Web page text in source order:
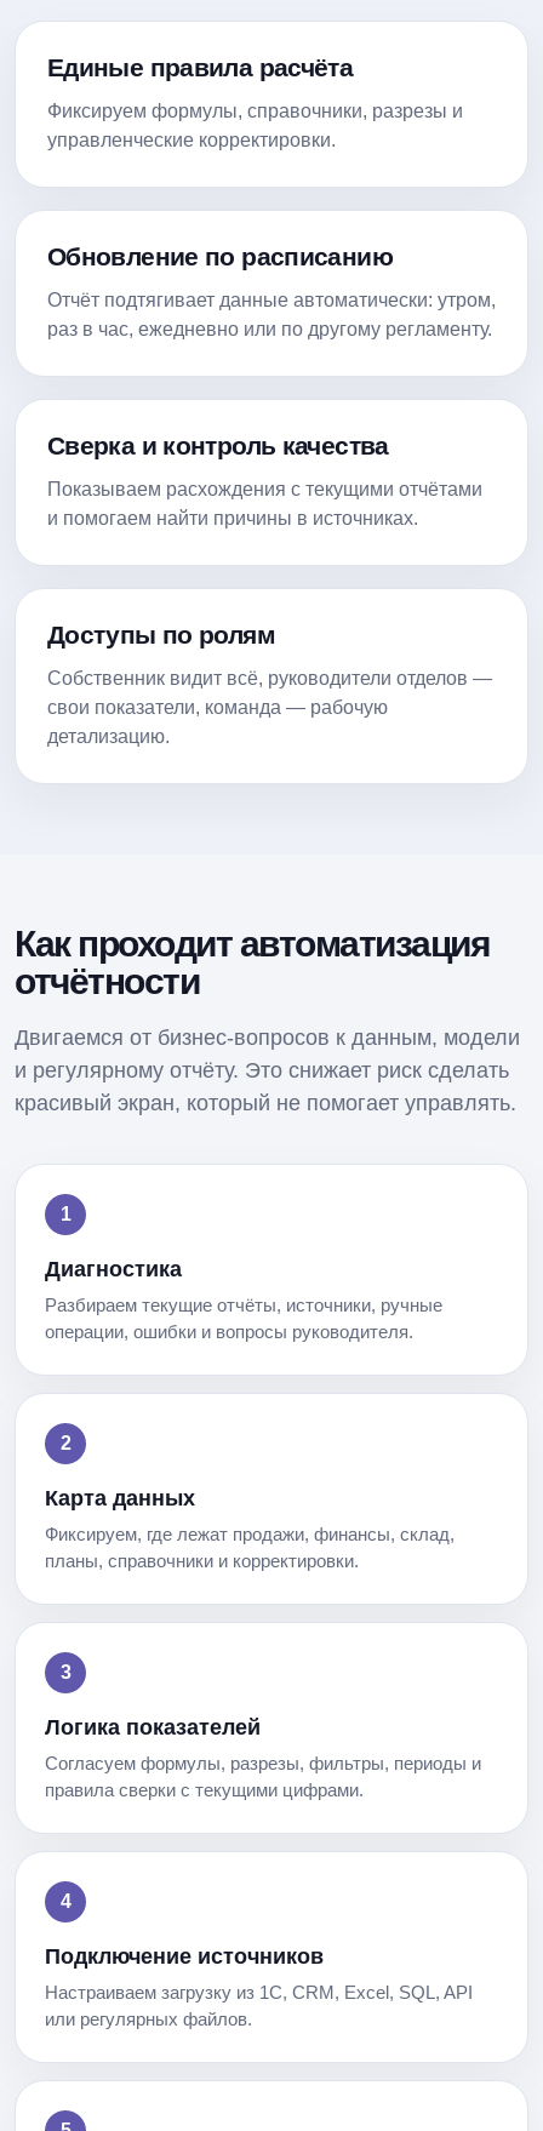
Единые правила расчёта
Фиксируем формулы, справочники, разрезы и
управленческие корректировки.
Обновление по расписанию
Отчёт подтягивает данные автоматически: утром,
раз в час, ежедневно или по другому регламенту.
Сверка и контроль качества
Показываем расхождения с текущими отчётами
и помогаем найти причины в источниках.
Доступы по ролям
Собственник видит всё, руководители отделов —
свои показатели, команда — рабочую
детализацию.
Как проходит автоматизация
отчётности
Двигаемся от бизнес-вопросов к данным, модели
и регулярному отчёту. Это снижает риск сделать
красивый экран, который не помогает управлять.
Диагностика
Разбираем текущие отчёты, источники, ручные
операции, ошибки и вопросы руководителя.
Карта данных
Фиксируем, где лежат продажи, финансы, склад,
планы, справочники и корректировки.
Логика показателей
Согласуем формулы, разрезы, фильтры, периоды и
правила сверки с текущими цифрами.
Подключение источников
Настраиваем загрузку из 1С, CRM, Excel, SQL, API
или регулярных файлов.